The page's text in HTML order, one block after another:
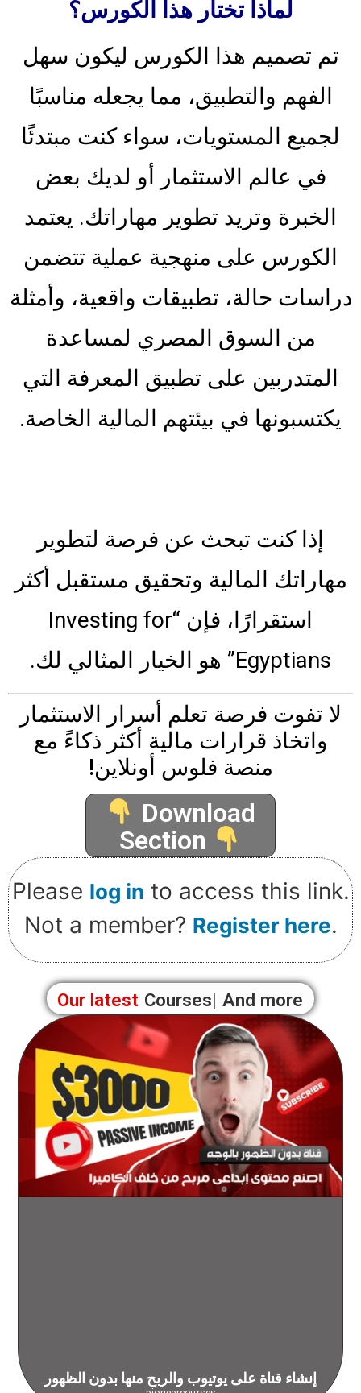
لماذا تختار هذا الكورس؟
تم تصميم هذا الكورس ليكون سهل
الفهم والتطبيق، مما يجعله مناسبًا
لجميع المستويات، سواء كنت مبتدئًا
في عالم الاستثمار أو لديك بعض
الخبرة وتريد تطوير مهاراتك. يعتمد
الكورس على منهجية عملية تتضمن
دراسات حالة، تطبيقات واقعية، وأمثلة
من السوق المصري لمساعدة
المتدربين على تطبيق المعرفة التي
يكتسبونها في بيئتهم المالية الخاصة.
إذا كنت تبحث عن فرصة لتطوير
مهاراتك المالية وتحقيق مستقبل أكثر
استقرارًا، فإن “Investing for
Egyptians” هو الخيار المثالي لك.
لا تفوت فرصة تعلم أسرار الاستثمار
واتخاذ قرارات مالية أكثر ذكاءً مع
منصة فلوس أونلاين!
Download
Section
Please log in to access this link.
Not a member? Register here.
Our latest Bl And more
إنشاء قناة على يوتيوب والربح منها بدون الظهور